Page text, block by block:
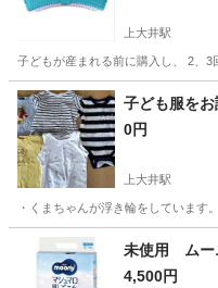
上大井駅
子どもが産まれる前に購入し、 2、
神奈川 足柄上郡 上大井駅
子ども服を
0円
上大井駅
・くまちゃんが浮き輪をしていま
足柄上郡 上大井駅
未使用 ム
4,500円